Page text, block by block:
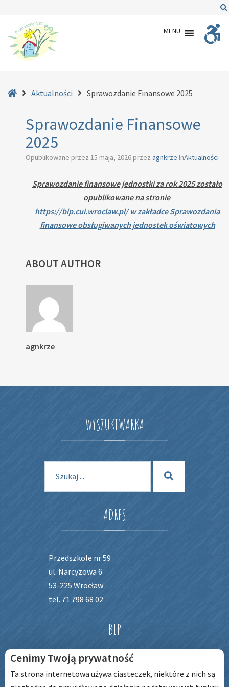
Sprawozdanie
Finansowe
2025
MENU
StronaAktualności Sprawozdanie Finansowe 2025
Sprawozdanie Finansowe
2025
Opublikowane przez 15 maja, 2026 przez agnkrze InAktualności
Sprawozdanie finansowe jednostki za rok 2025 zostało
opublikowane na stronie
https://bip.cui.wroclaw.pl/ w zakładce Sprawozdania
finansowe obsługiwanych jednostek oświatowych
ABOUT AUTHOR
agnkrze
WYSZUKIWARKA
dla:
ADRES
Przedszkole nr 59
ul. Narcyzowa 6
53-225 Wrocław
tel. 71 798 68 02
BIP
Cenimy Twoją prywatność
Ta strona internetowa używa ciasteczek, niektóre z nich są